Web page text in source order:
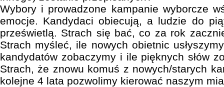
Wybory i prowadzone kampanie wyborcze
emocje. Kandydaci obiecują, a ludzie do
prześwietlą. Strach się bać, co za rok
Strach myśleć, ile nowych obietnic
kandydatów zobaczymy i ile pięknych słów
Strach, że znowu komuś z nowych/starych
kolejne 4 lata pozwolimy kierować naszym